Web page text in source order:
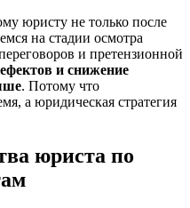
юристу не только после
на стадии осмотра
и претензионной
и снижение
. Потому что
а юридическая стратегия
юриста по